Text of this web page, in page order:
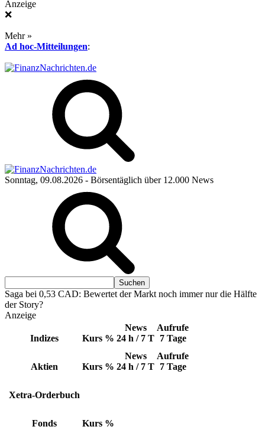
Anzeige
❌
Mehr »
Ad hoc-Mitteilungen:
Sonntag, 09.08.2026 - Börsentäglich über 12.000 News
Saga bei 0,53 CAD: Bewertet der Markt noch immer nur die Hälfte
der Story?
Anzeige
Indizes Kurs %
News
24 h / 7 T
Aufrufe
7 Tage
Aktien Kurs %
News
24 h / 7 T
Aufrufe
7 Tage
Xetra-Orderbuch
Fonds Kurs %